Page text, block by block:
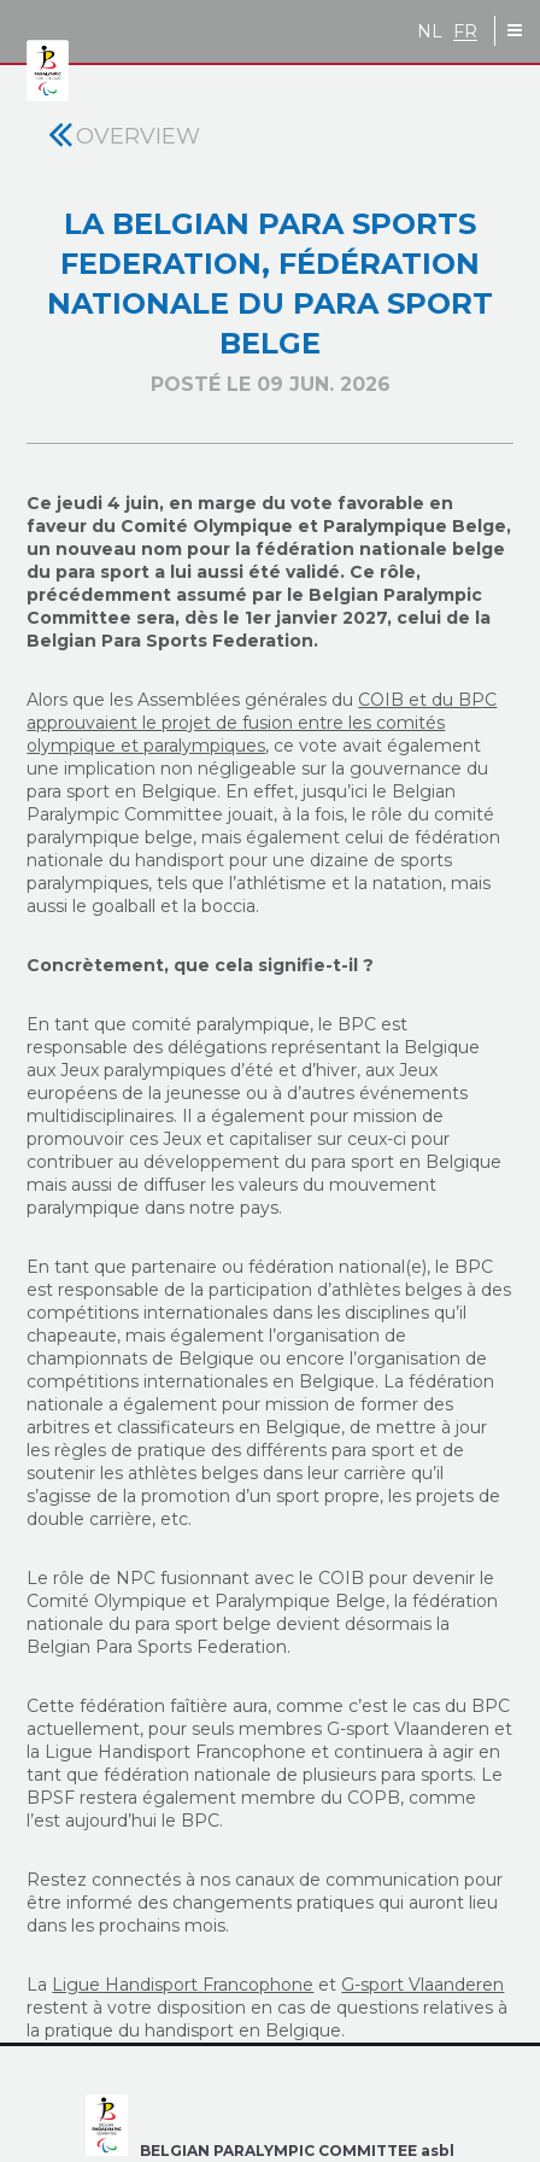
NL FR
OVERVIEW
LA BELGIAN PARA SPORTS
FEDERATION, FÉDÉRATION
NATIONALE DU PARA SPORT
BELGE
POSTÉ LE 09 JUN. 2026
Ce jeudi 4 juin, en marge du vote favorable en
faveur du Comité Olympique et Paralympique Belge,
un nouveau nom pour la fédération nationale belge
du para sport a lui aussi été validé. Ce rôle,
précédemment assumé par le Belgian Paralympic
Committee sera, dès le 1er janvier 2027, celui de la
Belgian Para Sports Federation.
Alors que les Assemblées générales du COIB et du BPC
approuvaient le projet de fusion entre les comités
olympique et paralympiques, ce vote avait également
une implication non négligeable sur la gouvernance du
para sport en Belgique. En effet, jusqu’ici le Belgian
Paralympic Committee jouait, à la fois, le rôle du comité
paralympique belge, mais également celui de fédération
nationale du handisport pour une dizaine de sports
paralympiques, tels que l’athlétisme et la natation, mais
aussi le goalball et la boccia.
Concrètement, que cela signifie-t-il ?
En tant que comité paralympique, le BPC est
responsable des délégations représentant la Belgique
aux Jeux paralympiques d’été et d’hiver, aux Jeux
européens de la jeunesse ou à d’autres événements
multidisciplinaires. Il a également pour mission de
promouvoir ces Jeux et capitaliser sur ceux-ci pour
contribuer au développement du para sport en Belgique
mais aussi de diffuser les valeurs du mouvement
paralympique dans notre pays.
En tant que partenaire ou fédération national(e), le BPC
est responsable de la participation d’athlètes belges à des
compétitions internationales dans les disciplines qu’il
chapeaute, mais également l’organisation de
championnats de Belgique ou encore l’organisation de
compétitions internationales en Belgique. La fédération
nationale a également pour mission de former des
arbitres et classificateurs en Belgique, de mettre à jour
les règles de pratique des différents para sport et de
soutenir les athlètes belges dans leur carrière qu’il
s’agisse de la promotion d’un sport propre, les projets de
double carrière, etc.
Le rôle de NPC fusionnant avec le COIB pour devenir le
Comité Olympique et Paralympique Belge, la fédération
nationale du para sport belge devient désormais la
Belgian Para Sports Federation.
Cette fédération faîtière aura, comme c’est le cas du BPC
actuellement, pour seuls membres G-sport Vlaanderen et
la Ligue Handisport Francophone et continuera à agir en
tant que fédération nationale de plusieurs para sports. Le
BPSF restera également membre du COPB, comme
l’est aujourd’hui le BPC.
Restez connectés à nos canaux de communication pour
être informé des changements pratiques qui auront lieu
dans les prochains mois.
La Ligue Handisport Francophone et G-sport Vlaanderen
restent à votre disposition en cas de questions relatives à
la pratique du handisport en Belgique.
BELGIAN PARALYMPIC COMMITTEE asbl